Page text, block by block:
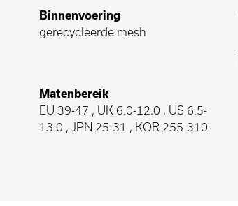
Binnenvoering
gerecycleerde mesh
Matenbereik
EU 39-47 , UK 6.0-12.0 , US 6.5-
13.0 , JPN 25-31 , KOR 255-310